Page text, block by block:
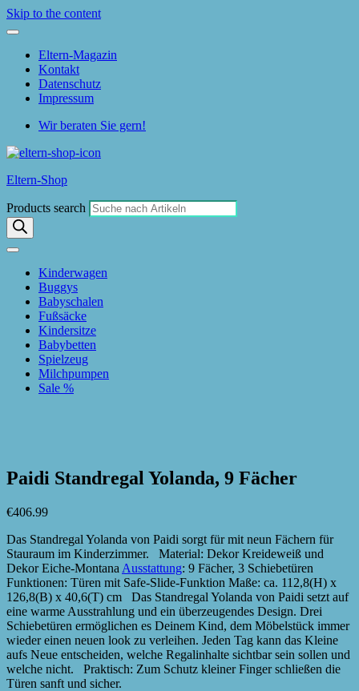
Skip to the content
Eltern-Magazin
Kontakt
Datenschutz
Impressum
Wir beraten Sie gern!
Eltern-Shop
Products search
Kinderwagen
Buggys
Babyschalen
Fußsäcke
Kindersitze
Babybetten
Spielzeug
Milchpumpen
Sale %
Paidi Standregal Yolanda, 9 Fächer
€406.99
Das Standregal Yolanda von Paidi sorgt für mit neun Fächern für
Stauraum im Kinderzimmer. Material: Dekor Kreideweiß und
Dekor Eiche-Montana Ausstattung: 9 Fächer, 3 Schiebetüren
Funktionen: Türen mit Safe-Slide-Funktion Maße: ca. 112,8(H) x
126,8(B) x 40,6(T) cm Das Standregal Yolanda von Paidi setzt auf
eine warme Ausstrahlung und ein überzeugendes Design. Drei
Schiebetüren ermöglichen es Deinem Kind, dem Möbelstück immer
wieder einen neuen look zu verleihen. Jeden Tag kann das Kleine
aufs Neue entscheiden, welche Regalinhalte sichtbar sein sollen und
welche nicht. Praktisch: Zum Schutz kleiner Finger schließen die
Türen sanft und sicher.